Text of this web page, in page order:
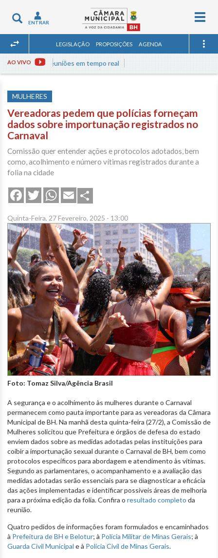
Toggle
navigation
ENTRAR
LEGISLAÇÃO PROPOSIÇÕES AGENDA
AO VIVO
Assista às reuniões em tempo real
MULHERES
Vereadoras pedem que polícias forneçam
dados sobre importunação registrados no
Carnaval
Comissão quer entender ações e protocolos adotados, bem
como, acolhimento e número vítimas registrados durante a
folia na cidade
FacebookTwitterWhatsApp
Email
Quinta-Feira, 27 Fevereiro, 2025 - 13:00
Foto: Tomaz Silva/Agência Brasil
A segurança e o acolhimento às mulheres durante o Carnaval
permanecem como pauta importante para as vereadoras da Câmara
Municipal de BH. Na manhã desta quinta-feira (27/2), a Comissão de
Mulheres solicitou que Prefeitura e órgãos de defesa do estado
enviem dados sobre as medidas adotadas pelas instituições para
coibir a importunação sexual durante o Carnaval de BH, bem como
protocolos específicos para abordagem e atendimento às vítimas.
Segundo as parlamentares, o acompanhamento e a avaliação das
medidas adotadas serão essenciais para se diagnosticar a eficácia
das ações implementadas e identificar possíveis áreas de melhoria
para a próxima edição da folia. Confira o resultado completo da
reunião.
Quatro pedidos de informações foram formulados e encaminhados
à Prefeitura de BH e Belotur; à Polícia Militar de Minas Gerais; à
Guarda Civil Municipal e à Polícia Civil de Minas Gerais.